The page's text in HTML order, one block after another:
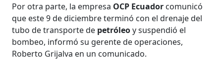
Por otra parte, la empresa OCP Ecuador comunicó
que este 9 de diciembre terminó con el drenaje del
tubo de transporte de petróleoy suspendió el
bombeo, informó su gerente de operaciones,
Roberto Grijalva en un comunicado.